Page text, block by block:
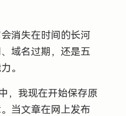
消失在时间的长河
域名过期，还是五
。
，我现在开始保存原
当文章在网上发布